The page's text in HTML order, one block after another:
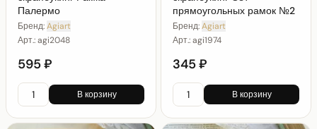
Палермо
Бренд:Agiart
Арт.:agi2048
595 ₽
В корзину
прямоугольных рамок №2
Бренд:Agiart
Арт.:agi1974
345 ₽
В корзину